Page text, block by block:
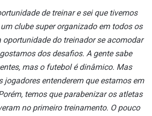
de treinar e sei que tivemos
clube super organizado em todos os
oportunidade do treinador se acomodar
dos desafios. A gente sabe
mas o futebol é dinâmico. Mas
jogadores entenderem que estamos em
temos que parabenizar os atletas
no primeiro treinamento. O pouco